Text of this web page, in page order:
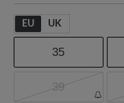
EU UK
35
39